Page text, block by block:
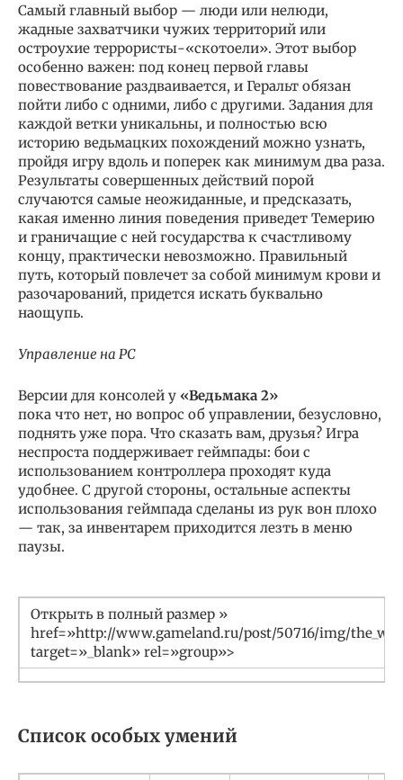
Самый главный выбор — люди или нелюди,
жадные захватчики чужих территорий или
остроухие террористы-«скотоели». Этот выбор
особенно важен: под конец первой главы
повествование раздваивается, и Геральт обязан
пойти либо с одними, либо с другими. Задания для
каждой ветки уникальны, и полностью всю
историю ведьмацких похождений можно узнать,
пройдя игру вдоль и поперек как минимум два раза.
Результаты совершенных действий порой
случаются самые неожиданные, и предсказать,
какая именно линия поведения приведет Темерию
и граничащие с ней государства к счастливому
концу, практически невозможно. Правильный
путь, который повлечет за собой минимум крови и
разочарований, придется искать буквально
наощупь.
Управление на PC
Версии для консолей у «Ведьмака 2»
пока что нет, но вопрос об управлении, безусловно,
поднять уже пора. Что сказать вам, друзья? Игра
неспроста поддерживает геймпады: бои с
использованием контроллера проходят куда
удобнее. С другой стороны, остальные аспекты
использования геймпада сделаны из рук вон плохо
— так, за инвентарем приходится лезть в меню
паузы.
Открыть в полный размер »
href=»http://www.gameland.ru/post/50716/img/
target=»_blank» rel=»group»>
Список особых умений